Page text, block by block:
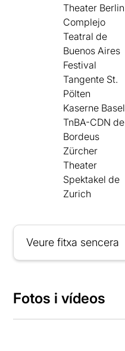
Theater Berlin
Complejo
Teatral de
Buenos Aires
Festival
Tangente St.
Pölten
Kaserne Basel
TnBA-CDN de
Bordeus
Zürcher
Theater
Spektakel de
Zurich
Veure fitxa sencera
Fotos i vídeos